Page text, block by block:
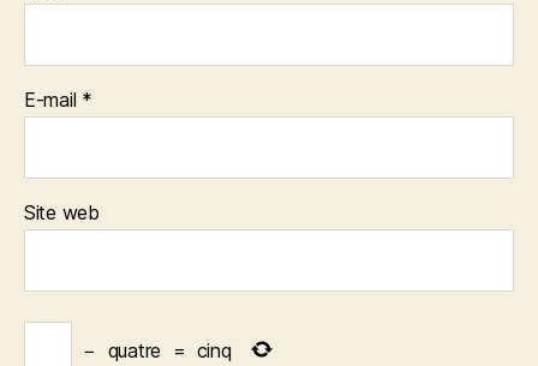
E-mail *
Site web
− quatre = cinq